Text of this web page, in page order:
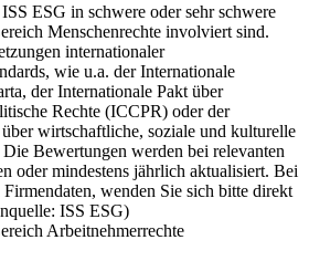
ESG in schwere oder sehr schwere
Menschenrechte involviert sind.
internationaler
wie u.a. der Internationale
der Internationale Pakt über
Rechte (ICCPR) oder der
wirtschaftliche, soziale und kulturelle
Bewertungen werden bei relevanten
oder mindestens jährlich aktualisiert. Bei
wenden Sie sich bitte direkt
ISS ESG)
Arbeitnehmerrechte